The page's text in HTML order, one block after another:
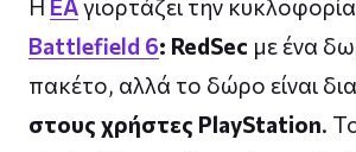
Η EAγιορτάζει την
Battlefield 6: RedSec με ένα
πακέτο, αλλά το δώρο είναι
στους χρήστες PlayStation.